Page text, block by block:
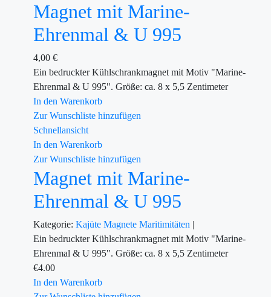
Magnet mit Marine-
Ehrenmal & U 995
4,00 €
Ein bedruckter Kühlschrankmagnet mit Motiv "Marine-
Ehrenmal & U 995". Größe: ca. 8 x 5,5 Zentimeter
In den Warenkorb
Zur Wunschliste hinzufügen
Schnellansicht
In den Warenkorb
Zur Wunschliste hinzufügen
Magnet mit Marine-
Ehrenmal & U 995
Kategorie: Kajüte Magnete Maritimitäten |
Ein bedruckter Kühlschrankmagnet mit Motiv "Marine-
Ehrenmal & U 995". Größe: ca. 8 x 5,5 Zentimeter
€4.00
In den Warenkorb